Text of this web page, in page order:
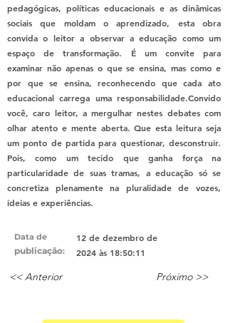
pedagógicas, políticas educacionais e as dinâmicas
sociais que moldam o aprendizado, esta obra
convida o leitor a observar a educação como um
espaço de transformação. É um convite para
examinar não apenas o que se ensina, mas como e
por que se ensina, reconhecendo que cada ato
educacional carrega uma responsabilidade.Convido
você, caro leitor, a mergulhar nestes debates com
olhar atento e mente aberta. Que esta leitura seja
um ponto de partida para questionar, desconstruir.
Pois, como um tecido que ganha força na
particularidade de suas tramas, a educação só se
concretiza plenamente na pluralidade de vozes,
ideias e experiências.
Data de
publicação:
12 de dezembro de
2024 às 18:50:11
<< Anterior Próximo >>